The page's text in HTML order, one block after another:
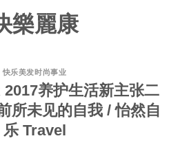
樂麗康
快乐美发时尚事业
养护生活新主张二
所未见的自我 / 怡然自
乐 Travel